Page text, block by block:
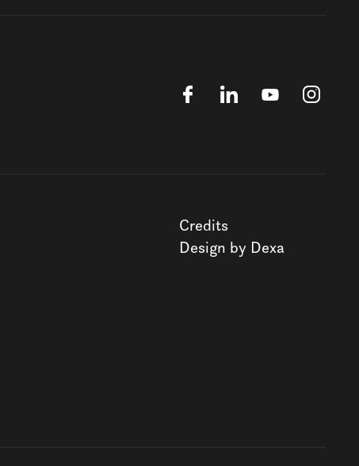
Credits
Design by Dexa